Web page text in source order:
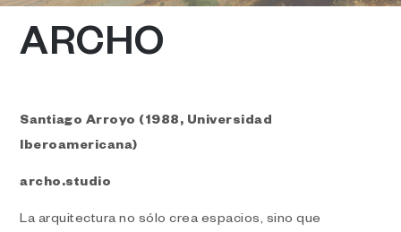
ARCHO
Santiago Arroyo (1988, Universidad
Iberoamericana)
archo.studio
La arquitectura no sólo crea espacios, sino que